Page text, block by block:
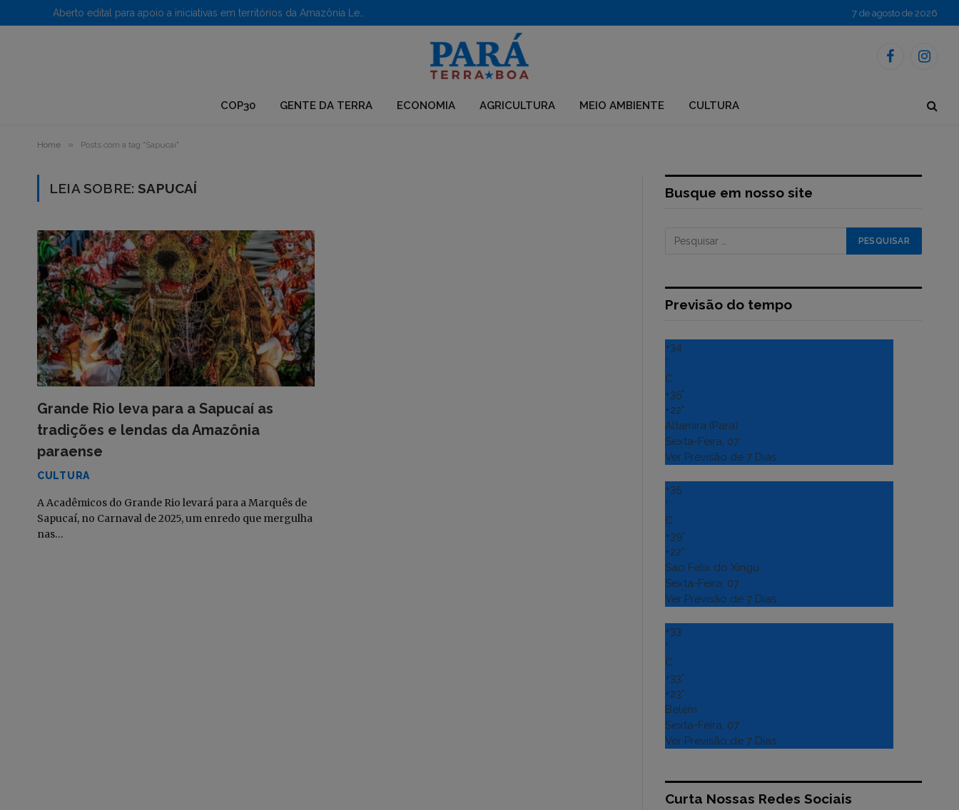
7 de agosto de 2026
Facebook
COP30 GENTE DA TERRA ECONOMIA AGRICULTURA MEIO AMBIENTE CULTURA
Home » Posts com a tag "Sapucaí"
LEIA SOBRE:SAPUCAÍ
Grande Rio leva para a Sapucaí as
tradições e lendas da Amazônia
paraense
CULTURA
A Acadêmicos do Grande Rio levará para a Marquês de
Sapucaí, no Carnaval de 2025, um enredo que mergulha
nas…
Busque em nosso site
Previsão do tempo
+34
°
C
+35°
+22°
Altamira (Para)
Sexta-Feira, 07
Ver Previsão de 7 Dias
+35
°
C
+39°
+22°
Sao Felix do Xingu
Sexta-Feira, 07
Ver Previsão de 7 Dias
+33
°
C
+33°
+23°
Belém
Sexta-Feira, 07
Ver Previsão de 7 Dias
Curta Nossas Redes Sociais